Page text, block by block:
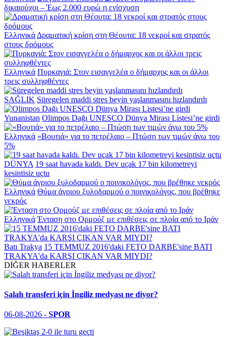
δικαιούχοι – Έως 2.000 ευρώ η ενίσχυση
Ελληνικά Δραματική κρίση στη Θέουτα: 18 νεκροί και στρατός
στους δρόμους
Ελληνικά Πυρκαγιά: Στον εισαγγελέα ο δήμαρχος και οι άλλοι
τρεις συλληφθέντες
SAĞLIK Süregelen maddi stres beyin yaşlanmasını hızlandırdı
Yunanistan Olimpos Dağı UNESCO Dünya Mirası Listesi’ne girdi
Ελληνικά «Βουτιά» για το πετρέλαιο – Πτώση των τιμών άνω του
5%
DÜNYA 19 saat havada kaldı. Dev uçak 17 bin kilometreyi
kesintisiz uçtu
Ελληνικά Θύμα άγριου ξυλοδαρμού ο ποινικολόγος, που βρέθηκε
νεκρός
Ελληνικά Ένταση στο Ορμούζ με επιθέσεις σε πλοία από το Ιράν
Batı Trakya 15 TEMMUZ 2016'daki FETO DARBE'sine BATI
TRAKYA'da KARŞI ÇIKAN VAR MIYDI?
DİĞER HABERLER
Salah transferi için İngiliz medyası ne diyor?
06-08-2026 - SPOR